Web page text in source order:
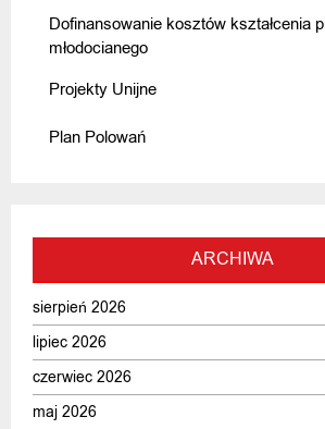
Dofinansowanie kosztów kształcenia
młodocianego
Projekty Unijne
Plan Polowań
ARCHIWA
sierpień 2026
lipiec 2026
czerwiec 2026
maj 2026